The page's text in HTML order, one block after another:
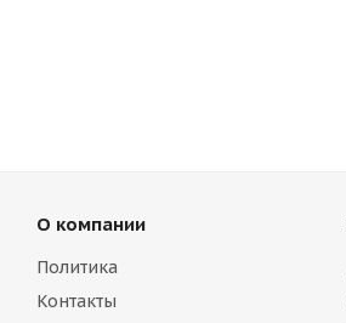
О компании
Политика
Контакты